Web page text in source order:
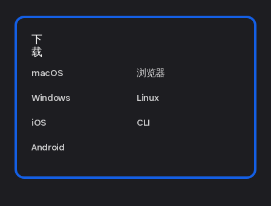
下
载
macOS
Windows
iOS
Android
浏览器
Linux
CLI